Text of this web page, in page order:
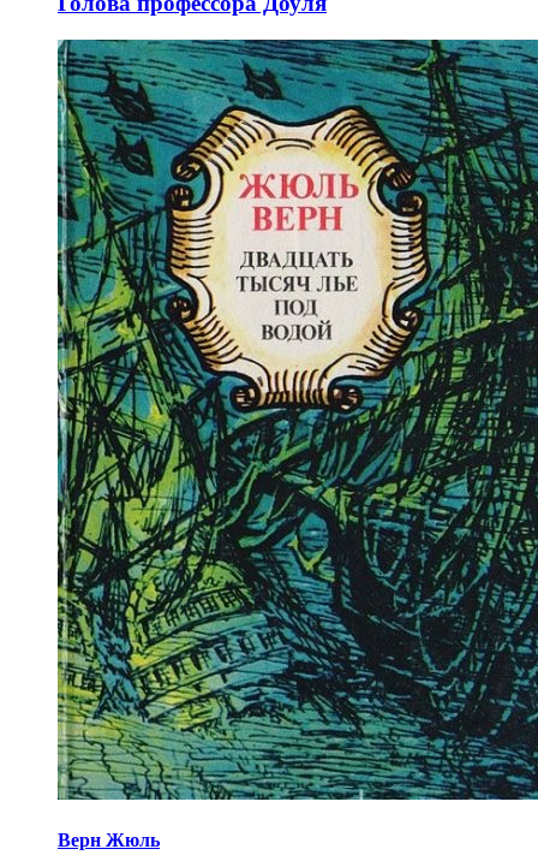
Верн Жюль